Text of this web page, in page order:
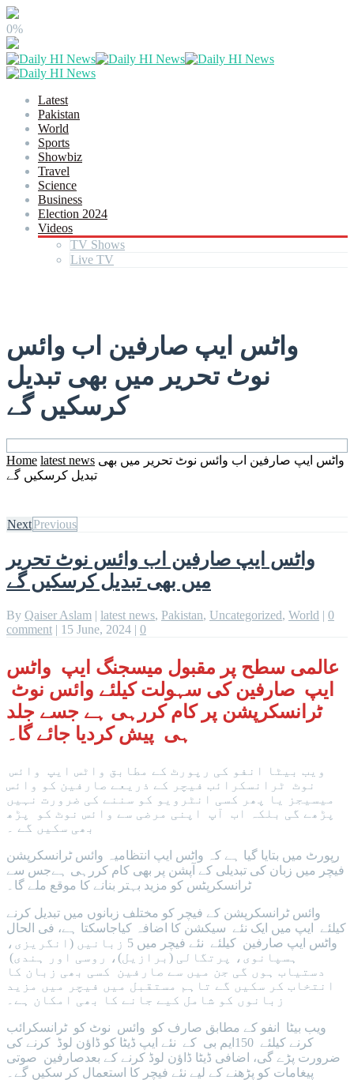
0%
Latest
Pakistan
World
Sports
Showbiz
Travel
Science
Business
Election 2024
Videos
TV Shows
Live TV
واٹس ایپ صارفین اب وائس
نوٹ تحریر میں بھی تبدیل
کرسکیں گے
Home latest news واٹس ایپ صارفین اب وائس نوٹ تحریر میں بھی
تبدیل کرسکیں گے
NextPrevious
واٹس ایپ صارفین اب وائس نوٹ تحریر
میں بھی تبدیل کرسکیں گے
By Qaiser Aslam | latest news, Pakistan, Uncategorized, World | 0
comment | 15 June, 2024 | 0
عالمی سطح پر مقبول میسجنگ ایپ واٹس
ایپ صارفین کی سہولت کیلئے وائس نوٹ
ٹرانسکرپشن پر کام کررہی ہے جسے جلد
ہی پیش کردیا جائے گا۔
نوٹ ٹرانسکرائب فیچر کے ذریعے صارفین کو وائس
میسیجز یا پھر کسی انٹرویو کو سننے کی ضرورت نہیں
پڑھے گی بلکہ اب آپ اپنی مرضی سے وائس نوٹ کو پڑھ
بھی سکیں گے ۔
رپورٹ میں بتایا گیا ہے کہ واٹس ایپ انتظامیہ وائس ٹرانسکرپشن
فیچر میں زبان کی تبدیلی کے آپشن پر بھی کام کررہی ہےجس سے
ٹرانسکرپٹس کو مزید بہتر بنانے کا موقع ملے گا۔
وائس ٹرانسکرپشن کے فیچر کو مختلف زبانوں میں تبدیل کرنے
کیلئے ایپ میں ایک نئے سیکشن کا اضافہ کیاجاسکتا ہے، فی الحال
واٹس ایپ صارفین کیلئے نئے فیچر میں 5 زبانیں (انگریزی،
ہسپانوی، پرتگالی (برازیل)، روسی اور ہندی)
دستیاب ہوں گی جن میں سے صارفین کسی بھی زبان کا
انتخاب کر سکیں گے تاہم مستقبل میں فیچر میں مزید
زبانوں کو شامل کیے جانے کا بھی امکان ہے۔
ویب بیٹا انفو کے مطابق صارف کو وائس نوٹ کو ٹرانسکرائب
کرنے کیلئے 150ایم بی کے نئے ایپ ڈیٹا کو ڈاؤن لوڈ کرنے کی
ضرورت پڑے گی، اضافی ڈیٹا ڈاؤن لوڈ کرنے کے بعدصارفین صوتی
پیغامات کو پڑھنے کے لیے نئے فیچر کا استعمال کر سکیں گے۔